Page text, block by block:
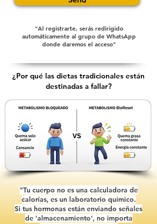
"Al registrarte, serás redirigido
automáticamente al grupo de WhatsApp
donde daremos el acceso"
¿Por qué las dietas tradicionales están
destinadas a fallar?
"Tu cuerpo no es una calculadora de
calorías, es un laboratorio químico.
Si tus hormonas están enviando señales
de 'almacenamiento', no importa